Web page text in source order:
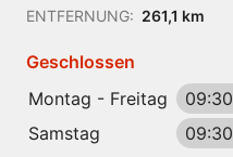
ENTFERNUNG: 261,1 km
Geschlossen
Montag - Freitag
09:30
Samstag
09:30